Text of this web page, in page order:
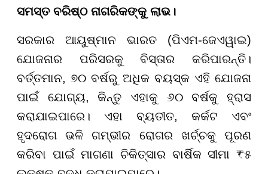
ସମସ୍ତ ବରିଷ୍ଠ ନାଗରିକଙ୍କୁ ଲାଭ।
ସରକାର ଆୟୁଷ୍ମାନ ଭାରତ (ପିଏମ-ଜେଏୱାଇ)
ଯୋଜନାର ପରିସରକୁ ବିସ୍ତାର କରିପାରନ୍ତି।
ବର୍ତ୍ତମାନ, ୭୦ ବର୍ଷରୁ ଅଧିକ ବୟସ୍କ ଏହି ଯୋଜନା
ପାଇଁ ଯୋଗ୍ୟ, କିନ୍ତୁ ଏହାକୁ ୬୦ ବର୍ଷକୁ ହ୍ରାସ
କରାଯାଇପାରେ। ଏହା ବ୍ୟତୀତ, କର୍କଟ ଏବଂ
ହୃଦରୋଗ ଭଳି ଗମ୍ଭୀର ରୋଗର ଖର୍ଚ୍ଚକୁ ପୂରଣ
କରିବା ପାଇଁ ମାଗଣା ଚିକିତ୍ସାର ବାର୍ଷିକ ସୀମା ₹୫